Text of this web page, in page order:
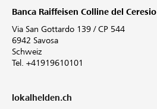
Banca Raiffeisen Colline del Ceresio
Via San Gottardo 139 / CP 544
6942 Savosa
Schweiz
Tel. +41919610101
lokalhelden.ch